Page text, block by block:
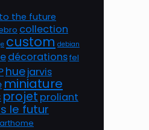
the future
collection
custom debian
décorationsfel
huejarvis
miniature
projet proliant
le futur